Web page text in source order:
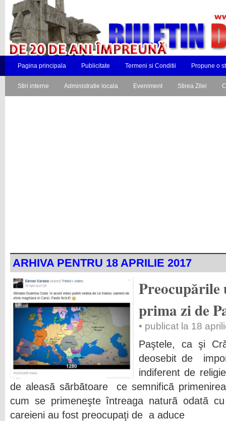
Pagina principala Publicitate Termeni si Conditii Propune o
Stiri interne Administratie locala Eveniment Stirea Zilei
ARHIVA PENTRU 18 APRILIE 2017
Preocupările
prima zi de
• publicat la 18
Paştele, ca şi
deosebit de
indiferent de
de aleasã sãrbãtoare ce semnificã
cum se primeneşte întreaga naturã odatã
careieni au fost preocupaţi de a aduce